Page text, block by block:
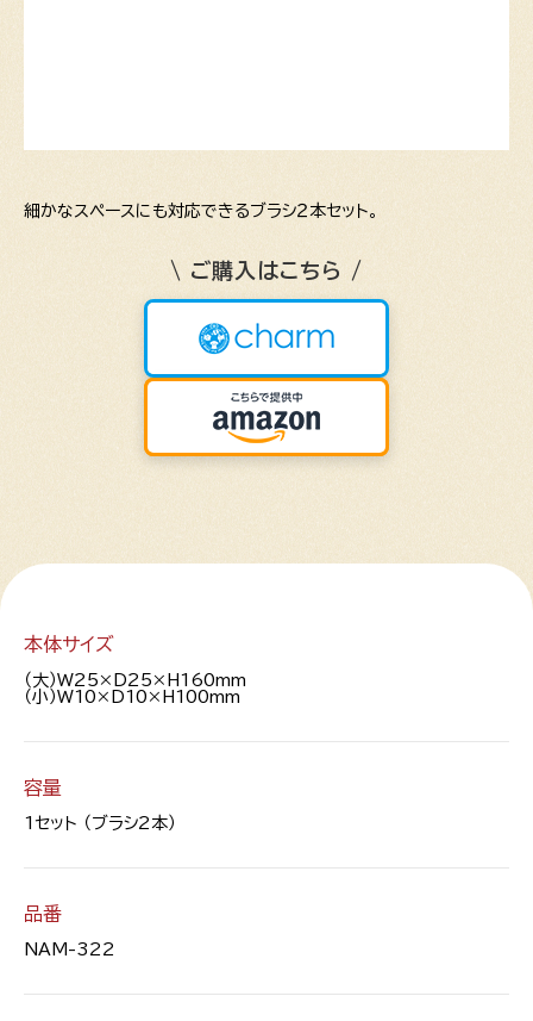
細かなスペースにも対応できるブラシ２本セット。
\ ご購入はこちら /
本体サイズ
（大）W25×D25×H160mm
（小）W10×D10×H100mm
容量
1セット （ブラシ2本）
品番
NAM-322